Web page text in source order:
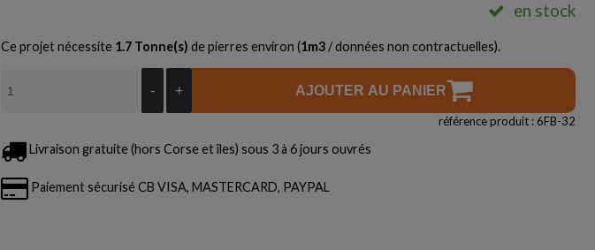
en stock
Ce projet nécessite 1.7 Tonne(s) de pierres environ (1m3 / données non contractuelles).
- + AJOUTER AU PANIER
référence produit : 6FB-32
Livraison gratuite (hors Corse et îles) sous 3 à 6 jours ouvrés
Paiement sécurisé CB VISA, MASTERCARD, PAYPAL